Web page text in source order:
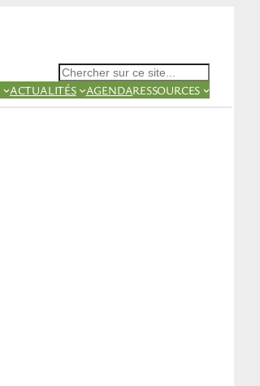
Rechercher
ACTUALITÉS AGENDARESSOURCES